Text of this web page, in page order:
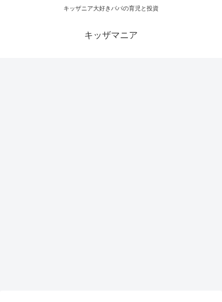
キッザニア大好きパパの育児と投資
キッザマニア